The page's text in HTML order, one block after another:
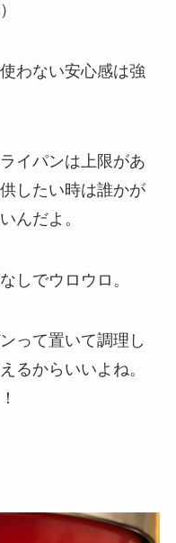
わない安心感は強
イパンは上限があ
したい時は誰かが
んだよ。
しでウロウロ。
って置いて調理し
るからいいよね。